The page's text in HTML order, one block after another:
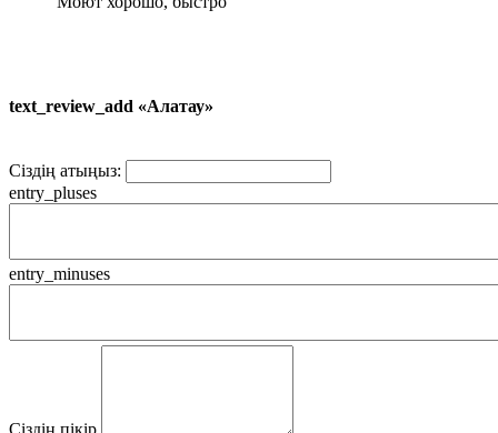
text_review_add «Алатау»
Сіздің атыңыз:
entry_pluses
entry_minuses